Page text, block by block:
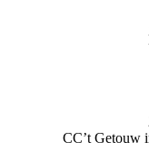
CC’t Getouw